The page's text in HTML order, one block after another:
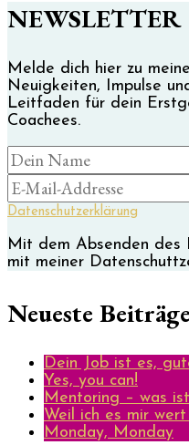
NEWSLETTER
Melde dich hier zu
Neuigkeiten, Impulse
Leitfaden für dein
Coachees.
Datenschutzerklärung
Mit dem Absenden des
mit meiner
Neueste Beiträge
Dein Job ist es,
Yes, you can!
Mentoring – was
Weil ich es mir wert
Monday, Monday